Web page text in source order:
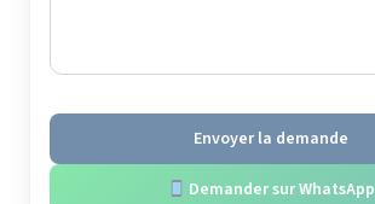
Envoyer la demande
Demander sur WhatsApp